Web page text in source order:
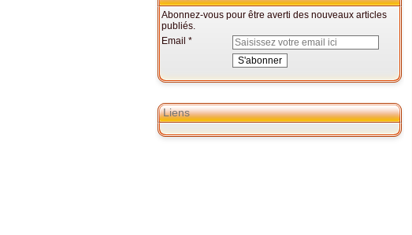
Abonnez-vous pour être averti des nouveaux articles
publiés.
Email
Liens